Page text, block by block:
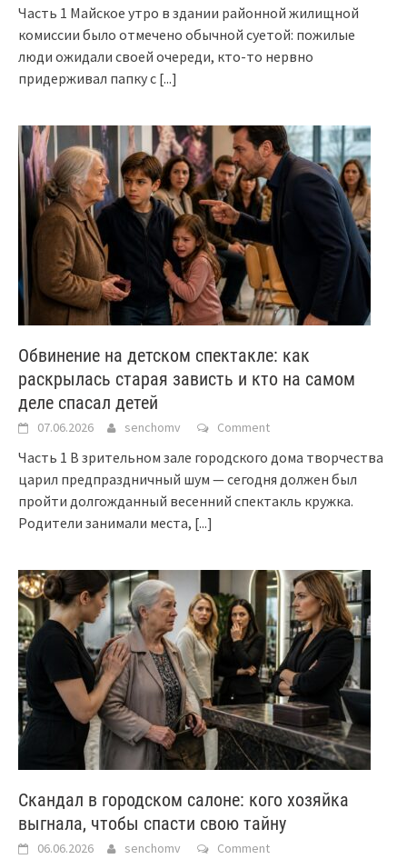
Часть 1 Майское утро в здании районной жилищной
комиссии было отмечено обычной суетой: пожилые
люди ожидали своей очереди, кто-то нервно
придерживал папку с [...]
Обвинение на детском спектакле: как
раскрылась старая зависть и кто на самом
деле спасал детей
07.06.2026 senchomv Comment
Часть 1 В зрительном зале городского дома творчества
царил предпраздничный шум — сегодня должен был
пройти долгожданный весенний спектакль кружка.
Родители занимали места, [...]
Скандал в городском салоне: кого хозяйка
выгнала, чтобы спасти свою тайну
06.06.2026 senchomv Comment